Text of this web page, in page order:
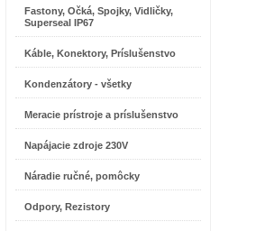
Fastony, Očká, Spojky, Vidličky,
Superseal IP67
Káble, Konektory, Príslušenstvo
Kondenzátory - všetky
Meracie prístroje a príslušenstvo
Napájacie zdroje 230V
Náradie ručné, pomôcky
Odpory, Rezistory